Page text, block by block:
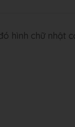
hình chữ nhật